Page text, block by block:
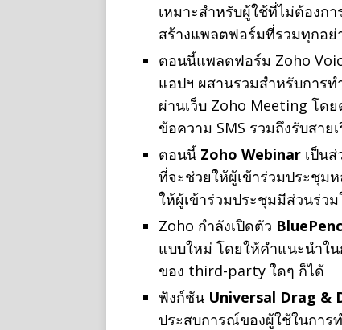
เหมาะสำหรับผู้ใช้ที่ไม่ต้องก
สร้างแพลตฟอร์มที่รวมทุกอย่
ตอนนี้แพลตฟอร์ม Zoho
แอปฯ ผสานรวมสำหรับการ
ผ่านเว็บ Zoho Meeting โด
ข้อความ SMS รวมถึงรับสาย
ตอนนี้ Zoho Webinar เป็น
ที่จะช่วยให้ผู้เข้าร่วมประชุม
ให้ผู้เข้าร่วมประชุมมีส่วนร่ว
Zoho กำลังเปิดตัว
แบบใหม่ โดยให้คำแนะนำใ
ของ third-party ใดๆ ก็ได้
ฟังก์ชัน Universal Drag &
ประสบการณ์ของผู้ใช้ในการ